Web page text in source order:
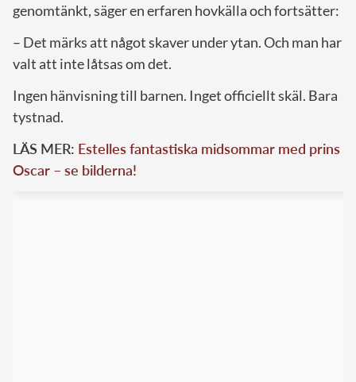
genomtänkt, säger en erfaren hovkälla och fortsätter:
– Det märks att något skaver under ytan. Och man har
valt att inte låtsas om det.
Ingen hänvisning till barnen. Inget officiellt skäl. Bara
tystnad.
LÄS MER: Estelles fantastiska midsommar med prins
Oscar – se bilderna!